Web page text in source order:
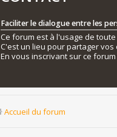
Faciliter le dialogue entre les
Ce forum est à l'usage de
C'est un lieu pour partager
En vous inscrivant sur ce
Accueil du forum